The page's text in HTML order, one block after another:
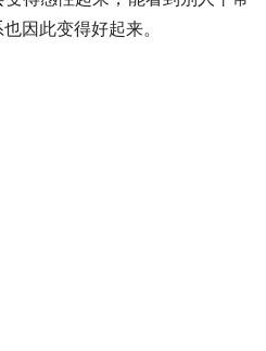
因此变得好起来。